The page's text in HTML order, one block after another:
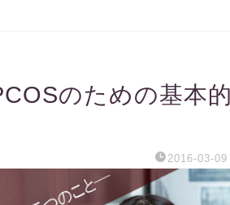
のための基本
2016-03-09